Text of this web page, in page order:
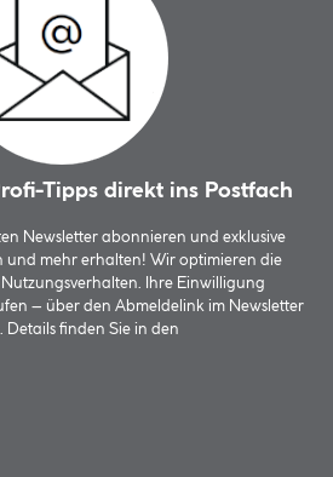
Tipps direkt ins Postfach
Newsletter abonnieren und exklusive
und mehr erhalten! Wir optimieren die
Ihre Einwilligung
– über den Abmeldelink im Newsletter
finden Sie in den